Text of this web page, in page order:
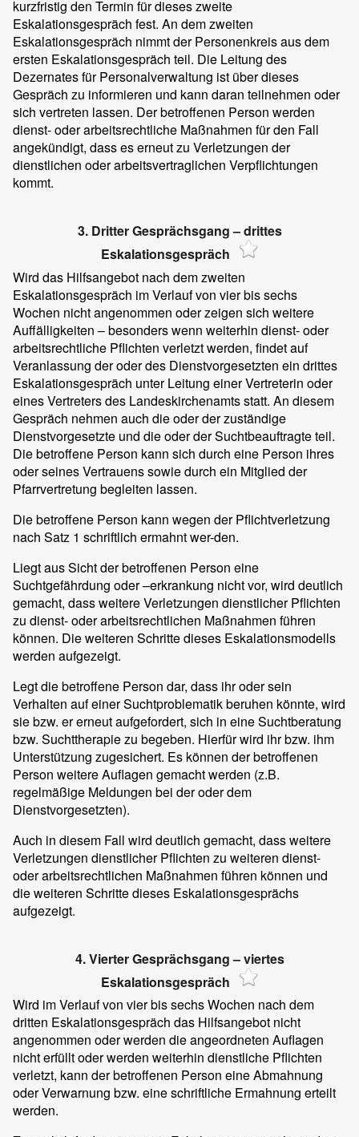
kurzfristig den Termin für dieses zweite
Eskalationsgespräch fest. An dem zweiten
Eskalationsgespräch nimmt der Personenkreis aus dem
ersten Eskalationsgespräch teil. Die Leitung des
Dezernates für Personalverwaltung ist über dieses
Gespräch zu informieren und kann daran teilnehmen oder
sich vertreten lassen. Der betroffenen Person werden
dienst- oder arbeitsrechtliche Maßnahmen für den Fall
angekündigt, dass es erneut zu Verletzungen der
dienstlichen oder arbeitsvertraglichen Verpflichtungen
kommt.
3. Dritter Gesprächsgang – drittes
Eskalationsgespräch
Wird das Hilfsangebot nach dem zweiten
Eskalationsgespräch im Verlauf von vier bis sechs
Wochen nicht angenommen oder zeigen sich weitere
Auffälligkeiten – besonders wenn weiterhin dienst- oder
arbeitsrechtliche Pflichten verletzt werden, findet auf
Veranlassung der oder des Dienstvorgesetzten ein drittes
Eskalationsgespräch unter Leitung einer Vertreterin oder
eines Vertreters des Landeskirchenamts statt. An diesem
Gespräch nehmen auch die oder der zuständige
Dienstvorgesetzte und die oder der Suchtbeauftragte teil.
Die betroffene Person kann sich durch eine Person ihres
oder seines Vertrauens sowie durch ein Mitglied der
Pfarrvertretung begleiten lassen.
Die betroffene Person kann wegen der Pflichtverletzung
nach Satz 1 schriftlich ermahnt wer-den.
Liegt aus Sicht der betroffenen Person eine
Suchtgefährdung oder –erkrankung nicht vor, wird deutlich
gemacht, dass weitere Verletzungen dienstlicher Pflichten
zu dienst- oder arbeitsrechtlichen Maßnahmen führen
können. Die weiteren Schritte dieses Eskalationsmodells
werden aufgezeigt.
Legt die betroffene Person dar, dass ihr oder sein
Verhalten auf einer Suchtproblematik beruhen könnte, wird
sie bzw. er erneut aufgefordert, sich in eine Suchtberatung
bzw. Suchttherapie zu begeben. Hierfür wird ihr bzw. ihm
Unterstützung zugesichert. Es können der betroffenen
Person weitere Auflagen gemacht werden (z.B.
regelmäßige Meldungen bei der oder dem
Dienstvorgesetzten).
Auch in diesem Fall wird deutlich gemacht, dass weitere
Verletzungen dienstlicher Pflichten zu weiteren dienst-
oder arbeitsrechtlichen Maßnahmen führen können und
die weiteren Schritte dieses Eskalationsgesprächs
aufgezeigt.
4. Vierter Gesprächsgang – viertes
Eskalationsgespräch
Wird im Verlauf von vier bis sechs Wochen nach dem
dritten Eskalationsgespräch das Hilfsangebot nicht
angenommen oder werden die angeordneten Auflagen
nicht erfüllt oder werden weiterhin dienstliche Pflichten
verletzt, kann der betroffenen Person eine Abmahnung
oder Verwarnung bzw. eine schriftliche Ermahnung erteilt
werden.